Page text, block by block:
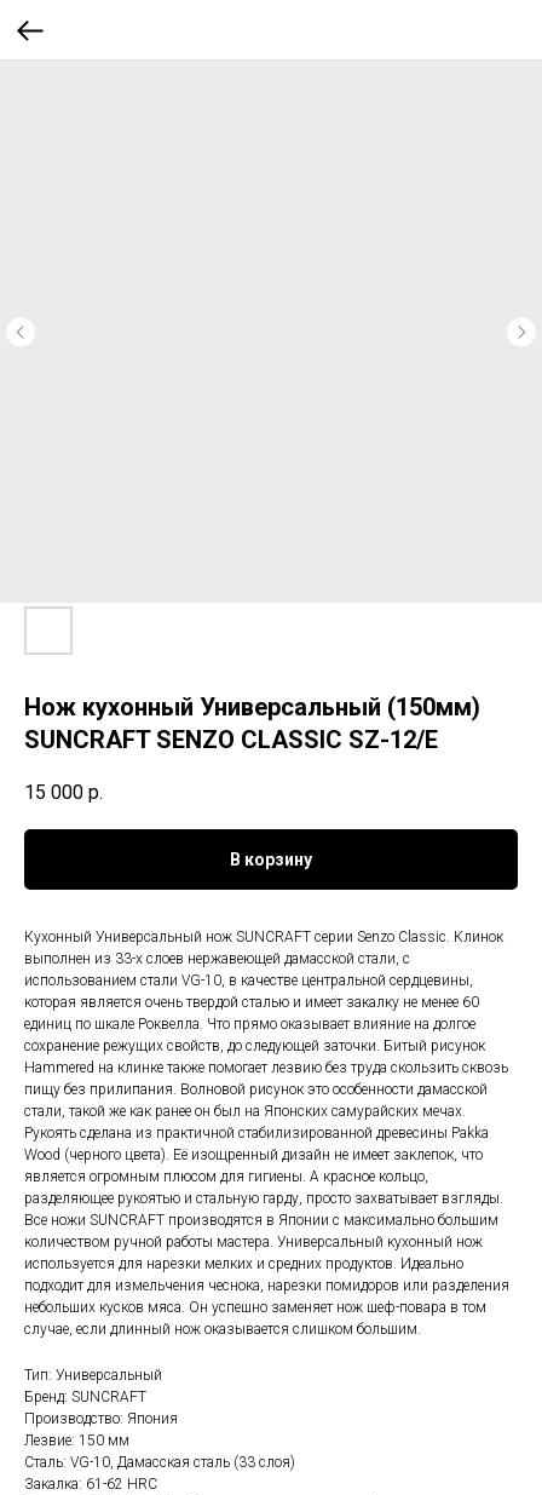
Нож кухонный Универсальный (150мм)
SUNCRAFT SENZO CLASSIC SZ-12/E
15 000 р.
В корзину
Кухонный Универсальный нож SUNCRAFT серии Senzo Classic. Клинок
выполнен из 33-х слоев нержавеющей дамасской стали, с
использованием стали VG-10, в качестве центральной сердцевины,
которая является очень твердой сталью и имеет закалку не менее 60
единиц по шкале Роквелла. Что прямо оказывает влияние на долгое
сохранение режущих свойств, до следующей заточки. Битый рисунок
Hammered на клинке также помогает лезвию без труда скользить сквозь
пищу без прилипания. Волновой рисунок это особенности дамасской
стали, такой же как ранее он был на Японских самурайских мечах.
Рукоять сделана из практичной стабилизированной древесины Pakka
Wood (черного цвета). Её изощренный дизайн не имеет заклепок, что
является огромным плюсом для гигиены. А красное кольцо,
разделяющее рукоятью и стальную гарду, просто захватывает взгляды.
Все ножи SUNCRAFT производятся в Японии с максимально большим
количеством ручной работы мастера. Универсальный кухонный нож
используется для нарезки мелких и средних продуктов. Идеально
подходит для измельчения чеснока, нарезки помидоров или разделения
небольших кусков мяса. Он успешно заменяет нож шеф-повара в том
случае, если длинный нож оказывается слишком большим.
Тип: Универсальный
Бренд: SUNCRAFT
Производство: Япония
Лезвие: 150 мм
Сталь: VG-10, Дамасская сталь (33 слоя)
Закалка: 61-62 HRC